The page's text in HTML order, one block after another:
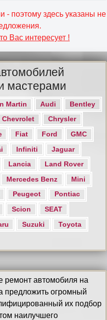
- поэтому здесь указаны не
Вас интересует !
мастерами
Martin Audi
Bentley
Chevrolet
Chrysler
Fiat Ford
GMC
Infiniti
Jaguar
Lancia
Land Rover
Mercedes Benz
Mini
Peugeot
Pontiac
Scion
SEAT
Suzuki
Toyota
ремонт автомобиля на
предложить огромный
их подбор
наилучшего